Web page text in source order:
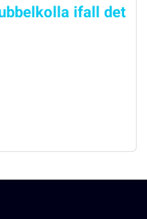
ifall det